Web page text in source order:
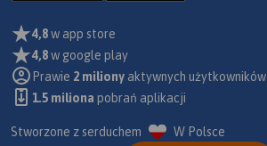
4,8w app store
4,8w google play
Prawie 2 miliony aktywnych użytkowników
1.5 miliona pobrań aplikacji
Stworzone z serduchem W Polsce